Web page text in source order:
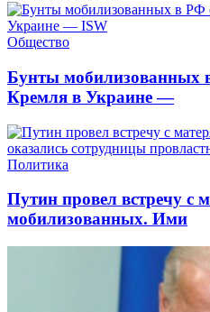
Общество
Бунты
Кремля в Украине —
Политика
Путин провел встречу с
мобилизованных. Ими